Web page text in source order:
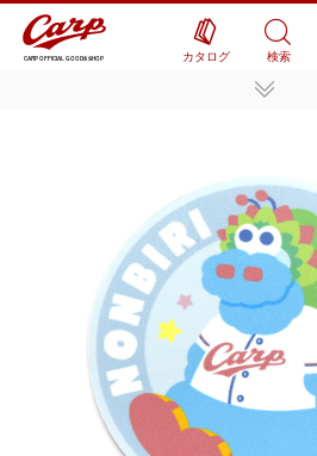
CARP OFFICIAL GOODS SHOP カタログ 検索